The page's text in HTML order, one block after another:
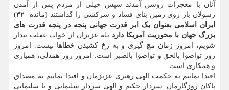
آنان با معجزات روشن آمدند سپس خیلی از مردم پس از آمدن
رسولان باز روی زمین بنای فساد و سرکشی را گذاشتند (مائده -۳۲)
ایران اسلامی بعنوان یک ابر قدرت جهانی پنجه در پنجه قدرت های
بزرگ جهان با محوریت آمریکا دارد بله عزیزان از خواب غفلت بیدار
شویم، امروز زمان مچ گیری و به رخ کشیدن خطاها نیست. امروز
روز تواصوا بالحق و تواصوا بالصبر است. امروز روز همدلی، همیاری
و همکاری است.
اقتدا نماییم به حکمت الهی رهبری عزیزمان و اقتدا نماییم به مصداق
پاکان روزگارمان. سردار حکیم و الهی سردار سلیمانی و با سلیمانی